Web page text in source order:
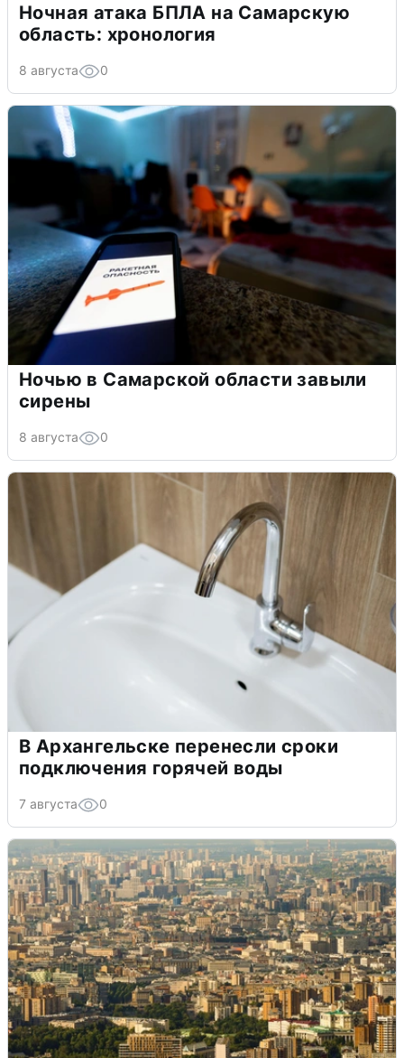
Ночная атака БПЛА на Самарскую
область: хронология
8 августа 0
Ночью в Самарской области завыли
сирены
8 августа 0
В Архангельске перенесли сроки
подключения горячей воды
7 августа 0